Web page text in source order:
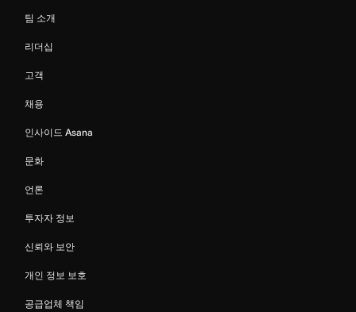
팀 소개
리더십
고객
채용
인사이드 Asana
문화
언론
투자자 정보
신뢰와 보안
개인 정보 보호
공급업체 책임